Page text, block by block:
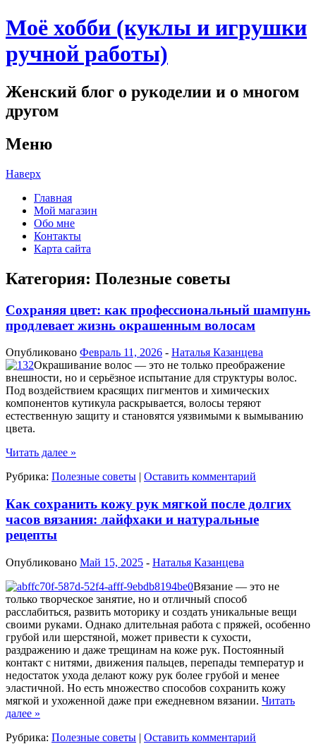
Моё хобби (куклы и игрушки
ручной работы)
Женский блог о рукоделии и о многом
другом
Меню
Наверх
Главная
Мой магазин
Обо мне
Контакты
Карта сайта
Категория: Полезные советы
Сохраняя цвет: как профессиональный шампунь
продлевает жизнь окрашенным волосам
Опубликовано Февраль 11, 2026 - Наталья Казанцева
Окрашивание волос — это не только преображение
внешности, но и серьёзное испытание для структуры волос.
Под воздействием красящих пигментов и химических
компонентов кутикула раскрывается, волосы теряют
естественную защиту и становятся уязвимыми к вымыванию
цвета.
Читать далее »
Рубрика: Полезные советы | Оставить комментарий
Как сохранить кожу рук мягкой после долгих
часов вязания: лайфхаки и натуральные
рецепты
Опубликовано Май 15, 2025 - Наталья Казанцева
Вязание — это не
только творческое занятие, но и отличный способ
расслабиться, развить моторику и создать уникальные вещи
своими руками. Однако длительная работа с пряжей, особенно
грубой или шерстяной, может привести к сухости,
раздражению и даже трещинам на коже рук. Постоянный
контакт с нитями, движения пальцев, перепады температур и
недостаток ухода делают кожу рук более грубой и менее
эластичной. Но есть множество способов сохранить кожу
мягкой и ухоженной даже при ежедневном вязании. Читать
далее »
Рубрика: Полезные советы | Оставить комментарий